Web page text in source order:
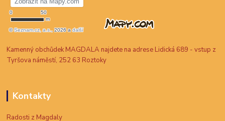
Kamenný obchůdek MAGDALA najdete na adrese Lidická 689 - vstup z
Tyršova náměstí, 252 63 Roztoky
Kontakty
Radosti z Magdaly